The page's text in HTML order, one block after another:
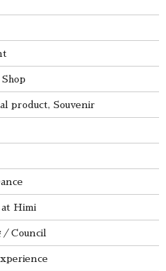
product, Souvenir
at Himi
／Council